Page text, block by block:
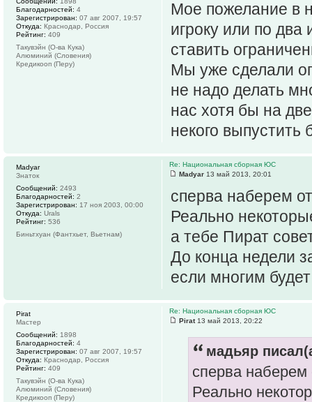
Мое пожелание в
игроку или по
ставить
Мы уже сделали
не надо делать
нас хотя бы на
некого выпустить
Благодарностей: 4
Зарегистрирован: 07 авг 2007, 19:57
Откуда: Краснодар, Россия
Рейтинг: 409
Такувэйн (О-ва Кука)
Алюминий (Словения)
Кредикооп (Перу)
Re: Национальная сборная ЮС
Madyar 13 май 2013, 20:01
сперва наберем
Реально
а тебе Пират
До конца недели
если многим
Madyar
Знаток
Сообщений: 2493
Благодарностей: 2
Зарегистрирован: 17 ноя 2003, 00:00
Откуда: Urals
Рейтинг: 536
Биньтхуан (Фантхьет, Вьетнам)
Re: Национальная сборная ЮС
Pirat13 май 2013, 20:22
мадьяр
сперва наберем
Реально
Pirat
Мастер
Сообщений: 1898
Благодарностей: 4
Зарегистрирован: 07 авг 2007, 19:57
Откуда: Краснодар, Россия
Рейтинг: 409
Такувэйн (О-ва Кука)
Алюминий (Словения)
Кредикооп (Перу)